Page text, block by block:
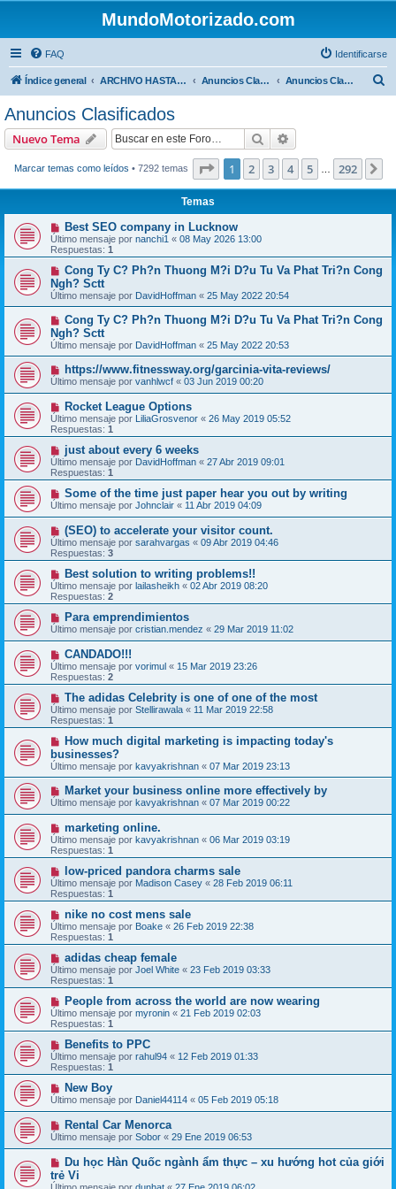
MundoMotorizado.com
FAQ Identificarse
Índice general ARCHIVO HASTA 2018 Anuncios Clasificados Anuncios Clasificados
Anuncios Clasificados
Nuevo Tema Buscar
Marcar temas como leídos • 7292 temas Página de 292
1 2 3 4 5 292
Temas
Best SEO company in Lucknow
Último mensaje por nanchi1 « 08 May 2026 13:00
Respuestas: 1
Cong Ty C? Ph?n Thuong M?i D?u Tu Va Phat Tri?n Cong
Ngh? Sctt
Último mensaje por DavidHoffman « 25 May 2022 20:54
Cong Ty C? Ph?n Thuong M?i D?u Tu Va Phat Tri?n Cong
Ngh? Sctt
Último mensaje por DavidHoffman « 25 May 2022 20:53
https://www.fitnessway.org/garcinia-vita-reviews/
Último mensaje por vanhlwcf « 03 Jun 2019 00:20
Rocket League Options
Último mensaje por LiliaGrosvenor « 26 May 2019 05:52
Respuestas: 1
just about every 6 weeks
Último mensaje por DavidHoffman « 27 Abr 2019 09:01
Respuestas: 1
Some of the time just paper hear you out by writing
Último mensaje por Johnclair « 11 Abr 2019 04:09
(SEO) to accelerate your visitor count.
Último mensaje por sarahvargas « 09 Abr 2019 04:46
Respuestas: 3
Best solution to writing problems!!
Último mensaje por lailasheikh « 02 Abr 2019 08:20
Respuestas: 2
Para emprendimientos
Último mensaje por cristian.mendez « 29 Mar 2019 11:02
CANDADO!!!
Último mensaje por vorimul « 15 Mar 2019 23:26
Respuestas: 2
The adidas Celebrity is one of one of the most
Último mensaje por Stellirawala « 11 Mar 2019 22:58
Respuestas: 1
How much digital marketing is impacting today's
businesses?
Último mensaje por kavyakrishnan « 07 Mar 2019 23:13
Market your business online more effectively by
Último mensaje por kavyakrishnan « 07 Mar 2019 00:22
marketing online.
Último mensaje por kavyakrishnan « 06 Mar 2019 03:19
Respuestas: 1
low-priced pandora charms sale
Último mensaje por Madison Casey « 28 Feb 2019 06:11
Respuestas: 1
nike no cost mens sale
Último mensaje por Boake « 26 Feb 2019 22:38
Respuestas: 1
adidas cheap female
Último mensaje por Joel White « 23 Feb 2019 03:33
Respuestas: 1
People from across the world are now wearing
Último mensaje por myronin « 21 Feb 2019 02:03
Respuestas: 1
Benefits to PPC
Último mensaje por rahul94 « 12 Feb 2019 01:33
Respuestas: 1
New Boy
Último mensaje por Daniel44114 « 05 Feb 2019 05:18
Rental Car Menorca
Último mensaje por Sobor « 29 Ene 2019 06:53
Du học Hàn Quốc ngành ẩm thực – xu hướng hot của giới
trẻ Vi